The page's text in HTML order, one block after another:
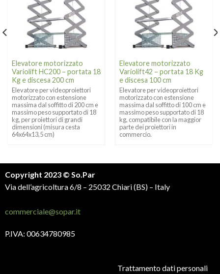
Elevatore motorizzato
Variolift HC200 – portata 18
Kg e discesa 200 cm
Elevatore per videoproiettori
motorizzato con estensione
massima dal soffitto di 200 cm e
massimo peso supportato di 18
kg, per proiettori di grandi
dimensioni (misura cesta
64x64x13,5 cm)
Elevatore motorizzato
Variolift42 – portata 18 Kg
e discesa 100 cm
Elevatore per videoproiettori
motorizzato con estensione
massima dal soffitto di 100 cm e
massimo peso supportato di 18
kg, compatibile con la maggior
parte dei proiettori in
commercio.
Copyright 2023 © So.Par
Via dell’agricoltura 6/8 – 25032 Chiari (BS) – Italy
commerciale@sopar.it
P.IVA: 00634780985
Trattamento dati personali